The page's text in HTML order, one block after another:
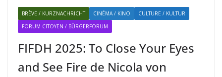
BRÈVE / KURZNACHRICHT CINÉMA / KINO
CULTURE / KULTUR
FORUM CITOYEN / BÜRGERFORUM
FIFDH 2025: To Close Your Eyes
and See Fire de Nicola von